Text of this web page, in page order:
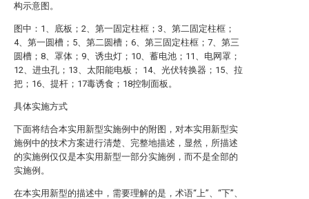
构示意图。
图中：1、底板；2、第一固定柱框；3、第二固定柱框；
4、第一圆槽；5、第二圆槽；6、第三固定柱框；7、第三
圆槽；8、罩体；9、诱虫灯；10、蓄电池；11、电网罩；
12、进虫孔；13、太阳能电板； 14、光伏转换器；15、拉
把；16、提杆；17毒诱食；18控制面板。
具体实施方式
下面将结合本实用新型实施例中的附图，对本实用新型实
施例中的技术方案进行清楚、完整地描述，显然，所描述
的实施例仅仅是本实用新型一部分实施例，而不是全部的
实施例。
在本实用新型的描述中，需要理解的是，术语“上”、“下”、